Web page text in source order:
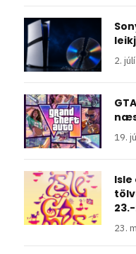
2.
19.
Isle
23.